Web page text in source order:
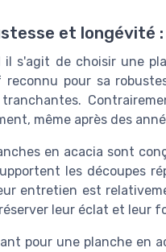
et longévité
il s'agit de choisir une
reconnu pour sa
tranchantes.
même après des
en acacia sont
les découpes
entretien est
leur éclat et leur
pour une planche en